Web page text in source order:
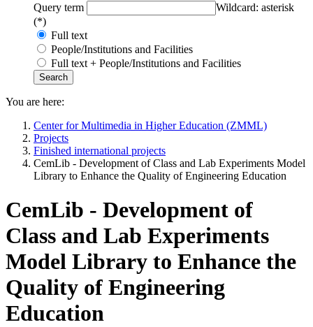
Query term
Wildcard: asterisk
(*)
Full text
People/Institutions and Facilities
Full text + People/Institutions and Facilities
You are here:
Center for Multimedia in Higher Education (ZMML)
Projects
Finished international projects
CemLib - Development of Class and Lab Experiments Model
Library to Enhance the Quality of Engineering Education
CemLib - Development of
Class and Lab Experiments
Model Library to Enhance the
Quality of Engineering
Education